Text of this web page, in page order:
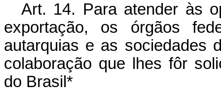
Art. 14. Para atender às
exportação, os órgãos
autarquias e as sociedades
colaboração que lhes fôr
do Brasil*